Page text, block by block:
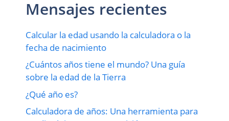
Mensajes recientes
Calcular la edad usando la calculadora o la
fecha de nacimiento
¿Cuántos años tiene el mundo? Una guía
sobre la edad de la Tierra
¿Qué año es?
Calculadora de años: Una herramienta para